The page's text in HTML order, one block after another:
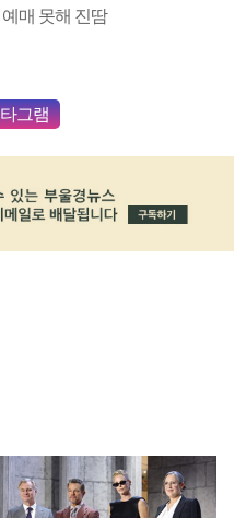
매 못해 진땀
그램